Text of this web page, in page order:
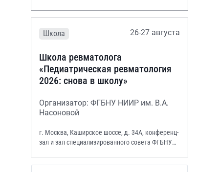
Школа 26-27 августа
Школа ревматолога
«Педиатрическая ревматология
2026: снова в школу»
Организатор: ФГБНУ НИИР им. В.А.
Насоновой
г. Москва, Каширское шоссе, д. 34А, конференц-
зал и зал специализированного совета ФГБНУ